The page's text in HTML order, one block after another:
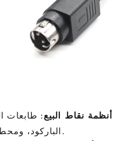
أنظمة نقاط البيع: طابعات
الباركود، ومحطات الدفع بالبطاقات.